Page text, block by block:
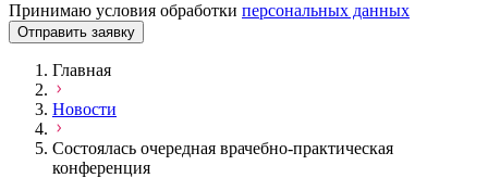
Принимаю условия обработки персональных данных
Отправить заявку
Главная
Новости
Состоялась очередная врачебно-практическая
конференция